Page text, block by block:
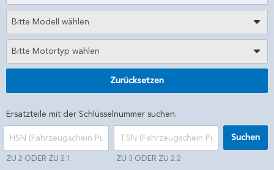
Bitte Modell wählen
Bitte Motortyp wählen
Zurücksetzen
Ersatzteile mit der Schlüsselnummer suchen.
ZU 2 ODER ZU 2.1 ZU 3 ODER ZU 2.2
Suchen